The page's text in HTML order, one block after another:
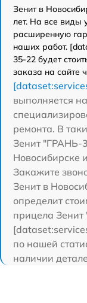
Зенит в
лет. На все виды
расширенную
наших работ.
35-22 будет
заказа на сайте
выполняется
ремонта. В
Зенит "ГРАНЬ-
Новосибирске
Закажите
Зенит в
определит
прицела
по нашей
наличии